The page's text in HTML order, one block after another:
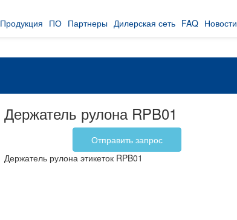
Продукция ПО Партнеры Дилерская сеть FAQ Новости
Держатель рулона RPB01
Отправить запрос
Держатель рулона этикеток RPB01